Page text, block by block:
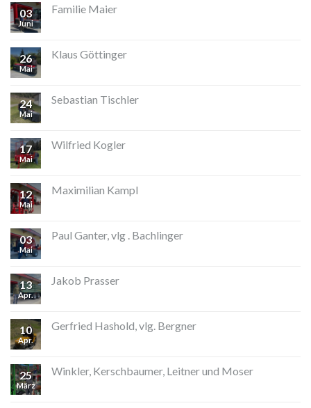
03
Juni
Familie Maier
26
Mai
Klaus Göttinger
24
Mai
Sebastian Tischler
17
Mai
Wilfried Kogler
12
Mai
Maximilian Kampl
03
Mai
Paul Ganter, vlg . Bachlinger
13
Apr.
Jakob Prasser
10
Apr.
Gerfried Hashold, vlg. Bergner
25
März
Winkler, Kerschbaumer, Leitner und Moser